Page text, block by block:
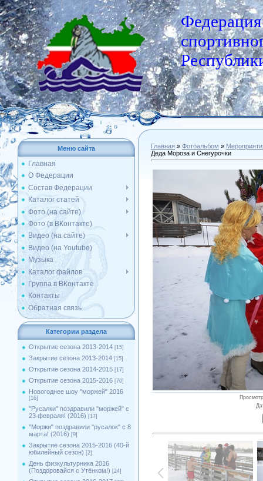
Федерация
Меню сайта
Главная
О Федерации
Состав Федерации
Каталог статей
Фото (на сайте)
Фото (в ВКонтакте)
Видео (на сайте)
Видео (на Youtube)
Музыка
Каталог файлов
Группа в ВКонтакте
Контакты
Обратная связь
Категории раздела
Открытие сезона 2013-2014 [15]
Закрытие сезона 2013-2014 [15]
Открытие сезона 2014-2015 [17]
Открытие сезона 2015-2016 [70]
Новогоднее шоу "моржей" 2016
[16]
"Русалки" поздравили "моржей" с
23 февраля! (2016) [17]
"Моржи" поздравили "русалок" с 8
марта! (2016) [9]
Закрытие сезона 2015-2016 (40-й
юбилейный сезон) [2]
День физкультурника 2016
(Поздоровайся с Утёнком!) [24]
Главная » Фотоальбом »
Деда Мороза и Снегурочки